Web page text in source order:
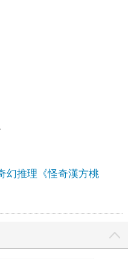
幻推理《怪奇漢方桃